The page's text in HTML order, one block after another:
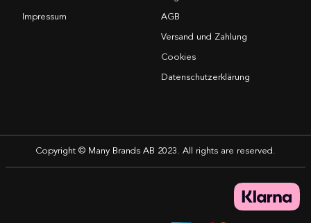
Impressum
AGB
Versand und Zahlung
Cookies
Datenschutzerklärung
Copyright © Many Brands AB 2023. All rights are reserved.